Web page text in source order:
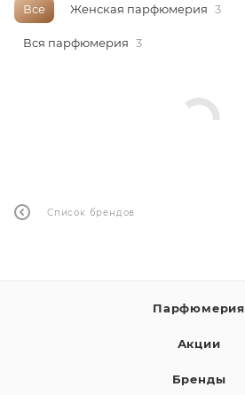
сертификат
Все Женская парфюмерия 3
Вся парфюмерия 3
Список брендов
Парфюмерия
Акции
Бренды